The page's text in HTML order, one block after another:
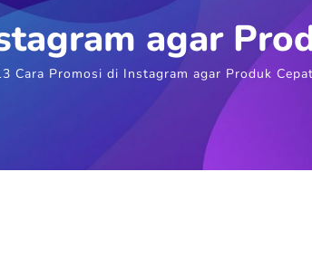
agar
Cara Promosi di Instagram agar Produk